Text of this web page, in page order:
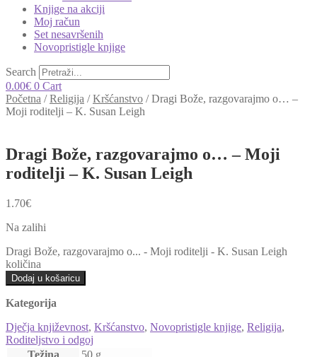
Knjige na akciji
Moj račun
Set nesavršenih
Novopristigle knjige
Search
0.00€ 0 Cart
Početna /Religija /Kršćanstvo /Dragi Bože, razgovarajmo o… –
Moji roditelji – K. Susan Leigh
Dragi Bože, razgovarajmo o… – Moji
roditelji – K. Susan Leigh
1.70€
Na zalihi
Dragi Bože, razgovarajmo o... - Moji roditelji - K. Susan Leigh
količina
Dodaj u košaricu
Kategorija
Dječja književnost, Kršćanstvo, Novopristigle knjige, Religija,
Roditeljstvo i odgoj
Težina
50 g